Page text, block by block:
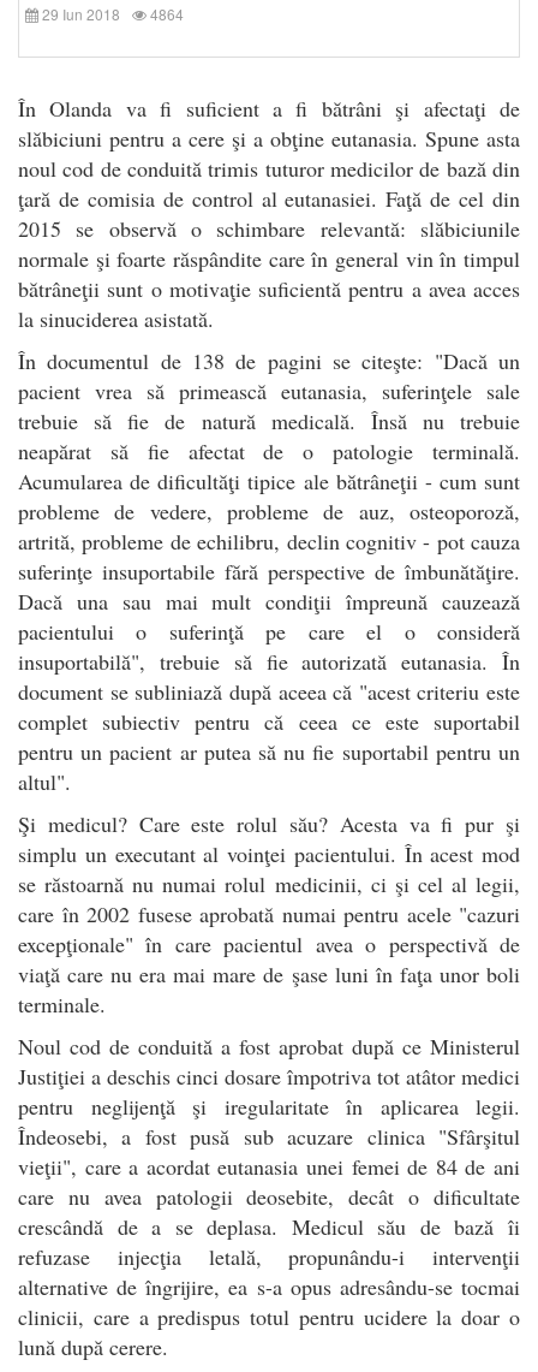
29 Iun 2018 4864
În Olanda va fi suficient a fi bătrâni şi afectaţi de
slăbiciuni pentru a cere şi a obţine eutanasia. Spune asta
noul cod de conduită trimis tuturor medicilor de bază din
ţară de comisia de control al eutanasiei. Faţă de cel din
2015 se observă o schimbare relevantă: slăbiciunile
normale şi foarte răspândite care în general vin în timpul
bătrâneţii sunt o motivaţie suficientă pentru a avea acces
la sinuciderea asistată.
În documentul de 138 de pagini se citeşte: "Dacă un
pacient vrea să primească eutanasia, suferinţele sale
trebuie să fie de natură medicală. Însă nu trebuie
neapărat să fie afectat de o patologie terminală.
Acumularea de dificultăţi tipice ale bătrâneţii - cum sunt
probleme de vedere, probleme de auz, osteoporoză,
artrită, probleme de echilibru, declin cognitiv - pot cauza
suferinţe insuportabile fără perspective de îmbunătăţire.
Dacă una sau mai mult condiţii împreună cauzează
pacientului o suferinţă pe care el o consideră
insuportabilă", trebuie să fie autorizată eutanasia. În
document se subliniază după aceea că "acest criteriu este
complet subiectiv pentru că ceea ce este suportabil
pentru un pacient ar putea să nu fie suportabil pentru un
altul".
Şi medicul? Care este rolul său? Acesta va fi pur şi
simplu un executant al voinţei pacientului. În acest mod
se răstoarnă nu numai rolul medicinii, ci şi cel al legii,
care în 2002 fusese aprobată numai pentru acele "cazuri
excepţionale" în care pacientul avea o perspectivă de
viaţă care nu era mai mare de şase luni în faţa unor boli
terminale.
Noul cod de conduită a fost aprobat după ce Ministerul
Justiţiei a deschis cinci dosare împotriva tot atâtor medici
pentru neglijenţă şi iregularitate în aplicarea legii.
Îndeosebi, a fost pusă sub acuzare clinica "Sfârşitul
vieţii", care a acordat eutanasia unei femei de 84 de ani
care nu avea patologii deosebite, decât o dificultate
crescândă de a se deplasa. Medicul său de bază îi
refuzase injecţia letală, propunându-i intervenţii
alternative de îngrijire, ea s-a opus adresându-se tocmai
clinicii, care a predispus totul pentru ucidere la doar o
lună după cerere.